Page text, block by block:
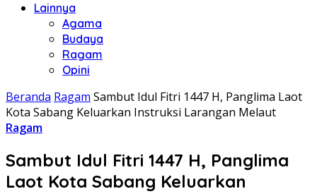
Lainnya
Agama
Budaya
Ragam
Opini
Beranda Ragam Sambut Idul Fitri 1447 H, Panglima Laot
Kota Sabang Keluarkan Instruksi Larangan Melaut
Ragam
Sambut Idul Fitri 1447 H, Panglima
Laot Kota Sabang Keluarkan